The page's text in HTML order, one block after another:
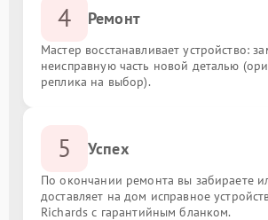
4 Ремонт
Мастер восстанавливает устройство:
неисправную часть новой деталью
реплика на выбор).
5 Успех
По окончании ремонта вы забираете
доставляет на дом исправное
Richards с гарантийным бланком.